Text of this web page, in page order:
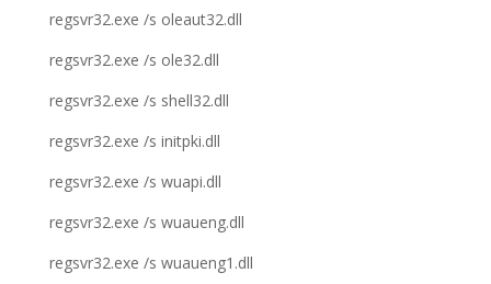
regsvr32.exe /s oleaut32.dll
regsvr32.exe /s ole32.dll
regsvr32.exe /s shell32.dll
regsvr32.exe /s initpki.dll
regsvr32.exe /s wuapi.dll
regsvr32.exe /s wuaueng.dll
regsvr32.exe /s wuaueng1.dll